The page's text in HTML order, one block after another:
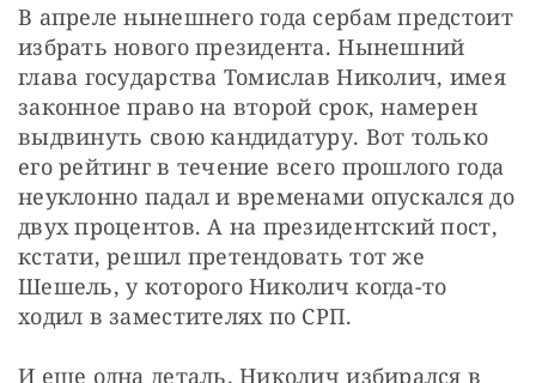
В апреле нынешнего года сербам предстоит
избрать нового президента. Нынешний
глава государства Томислав Николич, имея
законное право на второй срок, намерен
выдвинуть свою кандидатуру. Вот только
его рейтинг в течение всего прошлого года
неуклонно падал и временами опускался до
двух процентов. А на президентский пост,
кстати, решил претендовать тот же
Шешель, у которого Николич когда-то
ходил в заместителях по СРП.
И еще одна деталь. Николич избирался в